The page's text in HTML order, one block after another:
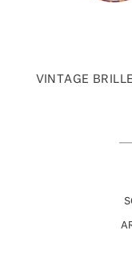
VINTAGE